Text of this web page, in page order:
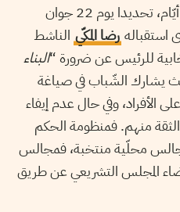
وقبل المنعرج 80 بشهر وبضعة أيّام، تحديدا يوم 22 جوان
رضا المكّي الناشط
للرئيس عن ضرورة “البناء
يشارك الشّباب في صياغة
الأفراد، وفي حال عدم إيفاء
منهم. فمنظومة الحكم
محلّية منتخبة، فمجالس
المجلس التشريعي عن طريق